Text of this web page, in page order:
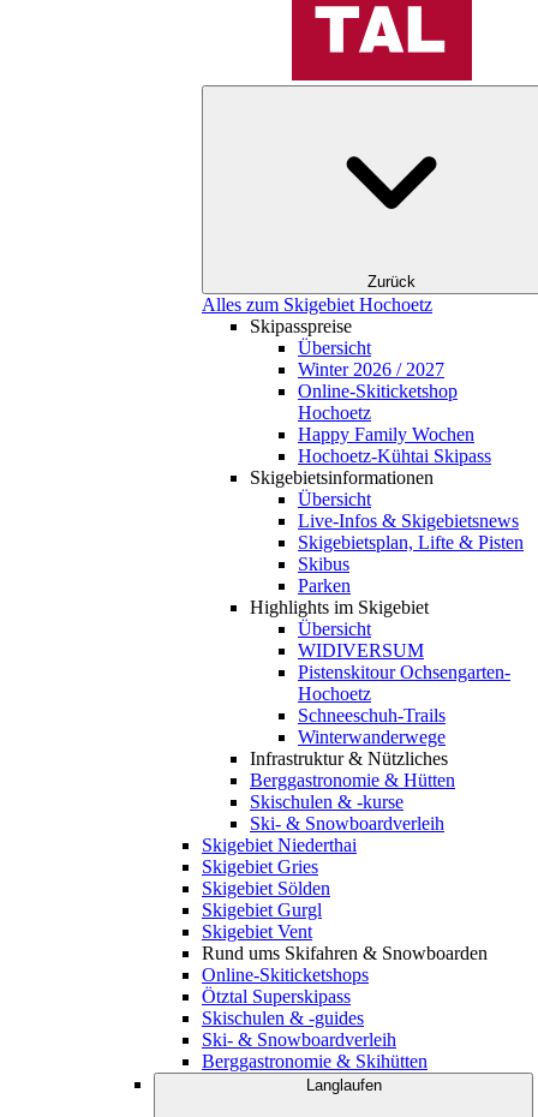
Zurück
Alles zum Skigebiet Hochoetz
Skipasspreise
Übersicht
Winter 2026 / 2027
Online-Skiticketshop
Hochoetz
Happy Family Wochen
Hochoetz-Kühtai Skipass
Skigebietsinformationen
Übersicht
Live-Infos & Skigebietsnews
Skigebietsplan, Lifte & Pisten
Skibus
Parken
Highlights im Skigebiet
Übersicht
WIDIVERSUM
Pistenskitour Ochsengarten-
Hochoetz
Schneeschuh-Trails
Winterwanderwege
Infrastruktur & Nützliches
Berggastronomie & Hütten
Skischulen & -kurse
Ski- & Snowboardverleih
Skigebiet Niederthai
Skigebiet Gries
Skigebiet Sölden
Skigebiet Gurgl
Skigebiet Vent
Rund ums Skifahren & Snowboarden
Online-Skiticketshops
Ötztal Superskipass
Skischulen & -guides
Ski- & Snowboardverleih
Berggastronomie & Skihütten
Langlaufen